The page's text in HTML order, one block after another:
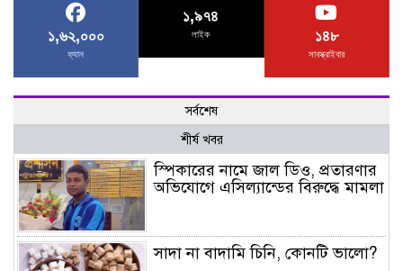
১,৬২,০০০
ফ্যান
১,৯৭৪
লাইক ১৪৮
সাবস্ক্রাইবার
সর্বশেষ
শীর্ষ খবর
স্পিকারের নামে জাল ডিও, প্রতারণার
অভিযোগে এসিল্যান্ডের বিরুদ্ধে মামলা
সাদা না বাদামি চিনি, কোনটি ভালো?